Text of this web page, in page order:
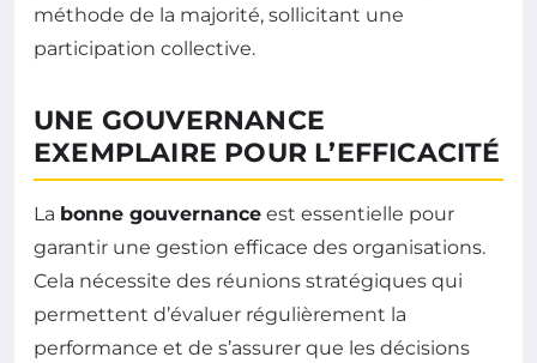
méthode de la majorité, sollicitant une
participation collective.
UNE GOUVERNANCE
EXEMPLAIRE POUR L’EFFICACITÉ
La bonne gouvernance est essentielle pour
garantir une gestion efficace des organisations.
Cela nécessite des réunions stratégiques qui
permettent d’évaluer régulièrement la
performance et de s’assurer que les décisions